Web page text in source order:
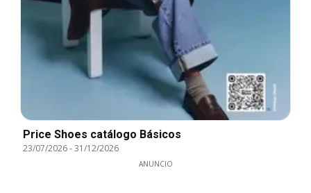
Price Shoes catálogo Básicos
23/07/2026-31/12/2026
ANUNCIO